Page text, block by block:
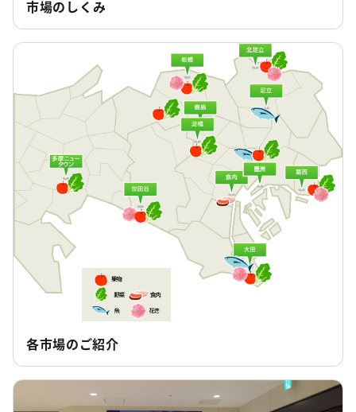
市場のしくみ
各市場のご紹介